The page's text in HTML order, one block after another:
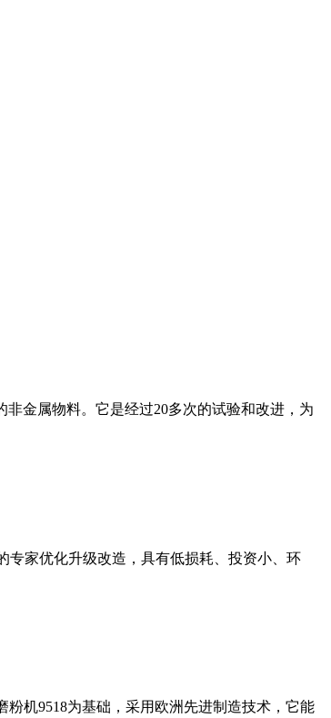
金属物料。它是经过20多次的试验和改进，为
专家优化升级改造，具有低损耗、投资小、环
机9518为基础，采用欧洲先进制造技术，它能